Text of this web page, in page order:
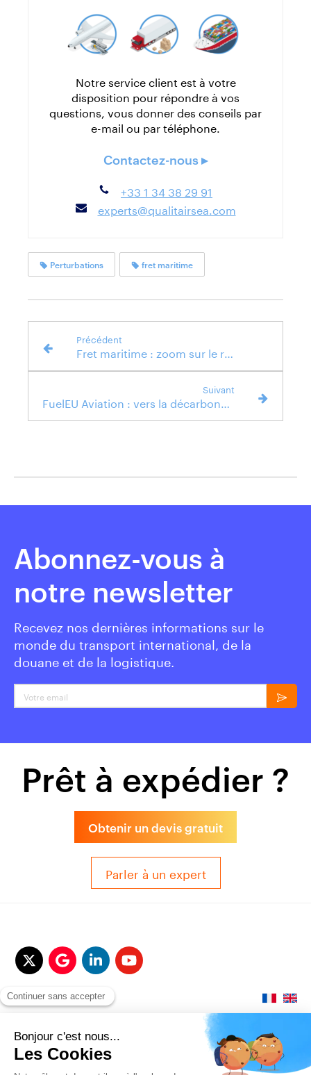
Notre service client est à votre
disposition pour répondre à vos
questions, vous donner des conseils par
e-mail ou par téléphone.
Contactez-nous ▸
+33 1 34 38 29 91
experts@qualitairsea.com
Perturbations fret maritime
Précédent
Fret maritime : zoom sur le règlement FuelEU Maritime
Suivant
Abonnez-vous à
notre newsletter
Recevez nos dernières informations sur le
monde du transport international, de la
douane et de la logistique.
Votre email
Prêt à expédier ?
Obtenir un devis gratuit
Parler à un expert
© 2017-2025 QUALITAIR&SEA Dimotrans Group. Tout droits réservés.